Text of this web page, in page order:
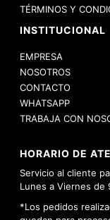
TÉRMINOS Y
INSTITUCIONAL
EMPRESA
NOSOTROS
CONTACTO
WHATSAPP
TRABAJA CON
HORARIO DE
Servicio al cliente
Lunes a Viernes de
*Los pedidos